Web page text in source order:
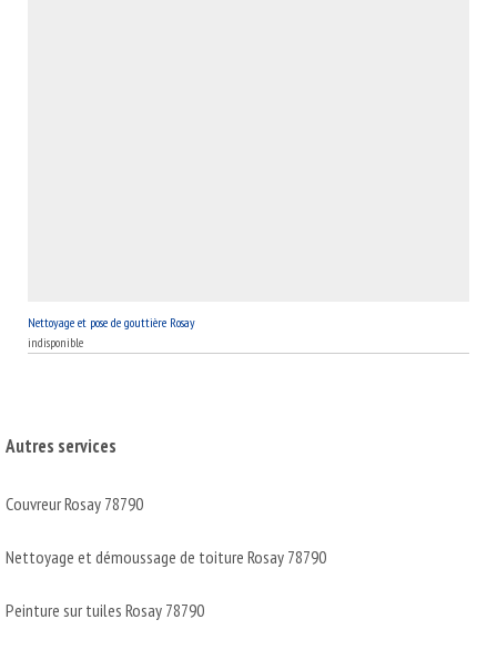
Nettoyage et pose de gouttière Rosay
indisponible
Autres services
Couvreur Rosay 78790
Nettoyage et démoussage de toiture Rosay 78790
Peinture sur tuiles Rosay 78790